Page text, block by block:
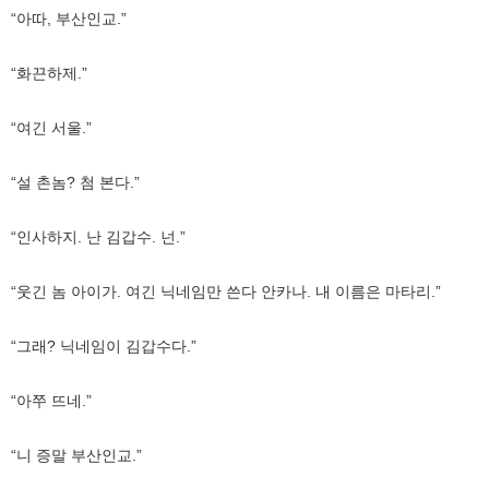
“아따, 부산인교.”
“화끈하제.”
“여긴 서울.”
“설 촌놈? 첨 본다.”
“인사하지. 난 김갑수. 넌.”
“웃긴 놈 아이가. 여긴 닉네임만 쓴다 안카나. 내 이름은 마타리.”
“그래? 닉네임이 김갑수다.”
“아쭈 뜨네.”
“니 증말 부산인교.”